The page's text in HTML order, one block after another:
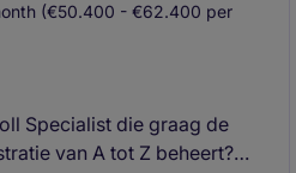
(€50.400 - €62.400 per
Specialist die graag de
van A tot Z beheert?